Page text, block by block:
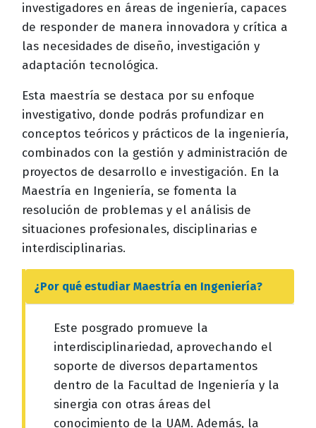
investigadores en áreas de ingeniería, capaces
de responder de manera innovadora y crítica a
las necesidades de diseño, investigación y
adaptación tecnológica.
Esta maestría se destaca por su enfoque
investigativo, donde podrás profundizar en
conceptos teóricos y prácticos de la ingeniería,
combinados con la gestión y administración de
proyectos de desarrollo e investigación. En la
Maestría en Ingeniería, se fomenta la
resolución de problemas y el análisis de
situaciones profesionales, disciplinarias e
interdisciplinarias.
¿Por qué estudiarMaestría en Ingeniería?
Este posgrado promueve la
interdisciplinariedad, aprovechando el
soporte de diversos departamentos
dentro de la Facultad de Ingeniería y la
sinergia con otras áreas del
conocimiento de la UAM. Además, la